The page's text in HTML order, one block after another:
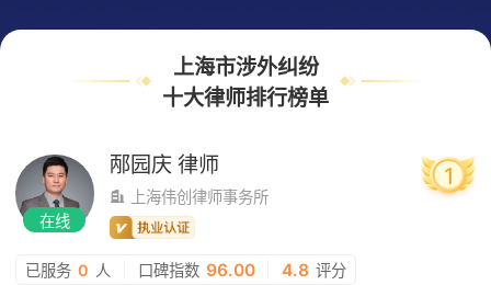
等，上榜律师上海市涉外纠纷十大排名榜单是法临平台律师口碑
好、执业年限、用户认可度高、服务评价较高等综合有实力活跃度
高的专业执业律师，排名不分先后，仅供借鉴参考，想知道上海市
哪个涉外纠纷律师好？您可以多比较，选择自己满意且合适案情
上海市涉外纠纷
十大律师排行榜单
在线
邴园庆 律师
上海伟创律师事务所
1
已服务 0 人 口碑指数 96.00 4.8 评分